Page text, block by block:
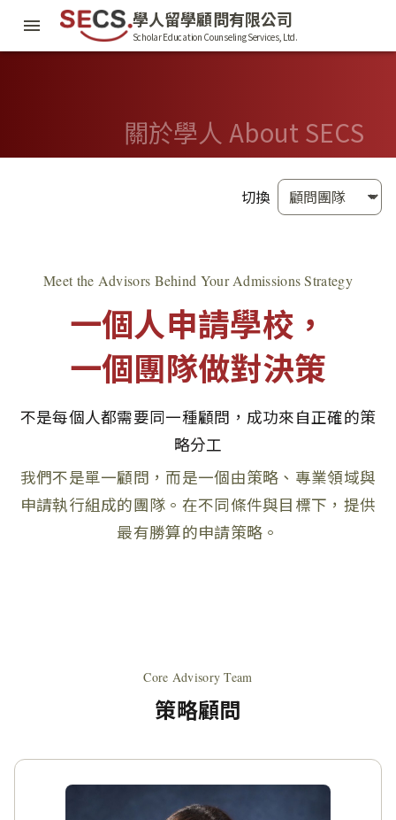
學人留學顧問有限公司
Scholar Education Counseling Services, Ltd.
關於學人 About SECS
切換
Meet the Advisors Behind Your Admissions Strategy
一個人申請學校，
一個團隊做對決策
不是每個人都需要同一種顧問，成功來自正確的策
略分工
我們不是單一顧問，而是一個由策略、專業領域與
申請執行組成的團隊。在不同條件與目標下，提供
最有勝算的申請策略。
Core Advisory Team
策略顧問